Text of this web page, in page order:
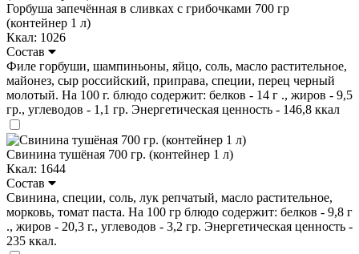
Горбуша запечённая в сливках с грибочками 700 гр
(контейнер 1 л)
Ккал: 1026
Состав
Филе горбуши, шампиньоны, яйцо, соль, масло растительное,
майонез, сыр российский, приправа, специи, перец черный
молотый. На 100 г. блюдо содержит: белков - 14 г ., жиров - 9,5
гр., углеводов - 1,1 гр. Энергетическая ценность - 146,8 ккал
Свинина тушёная 700 гр. (контейнер 1 л)
Ккал: 1644
Состав
Свинина, специи, соль, лук репчатый, масло растительное,
морковь, томат паста. На 100 гр блюдо содержит: белков - 9,8 г
., жиров - 20,3 г., углеводов - 3,2 гр. Энергетическая ценность -
235 ккал.